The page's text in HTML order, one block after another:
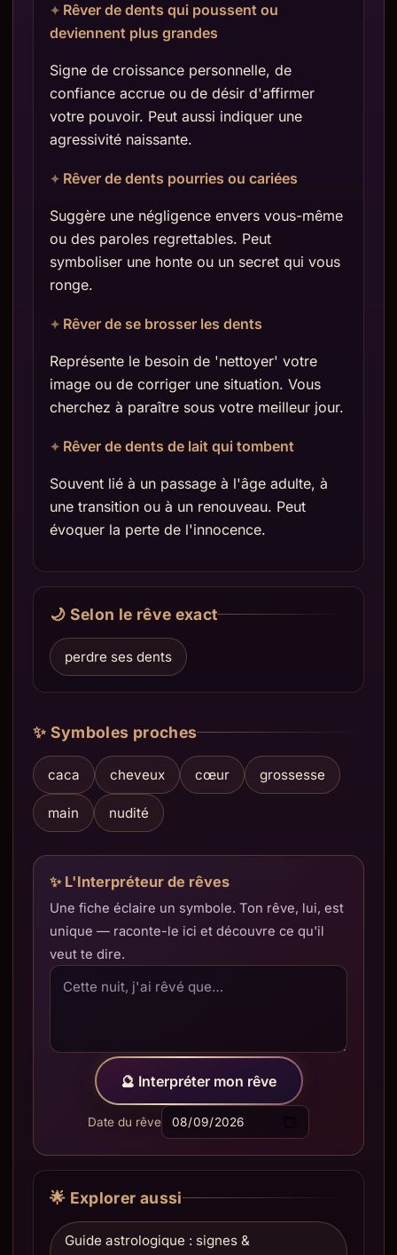
Rêver de dents qui poussent ou
deviennent plus grandes
Signe de croissance personnelle, de
confiance accrue ou de désir d'affirmer
votre pouvoir. Peut aussi indiquer une
agressivité naissante.
Rêver de dents pourries ou cariées
Suggère une négligence envers vous-même
ou des paroles regrettables. Peut
symboliser une honte ou un secret qui vous
ronge.
Rêver de se brosser les dents
Représente le besoin de 'nettoyer' votre
image ou de corriger une situation. Vous
cherchez à paraître sous votre meilleur jour.
Rêver de dents de lait qui tombent
Souvent lié à un passage à l'âge adulte, à
une transition ou à un renouveau. Peut
évoquer la perte de l'innocence.
🌙 Selon le rêve exact
perdre ses dents
✨ Symboles proches
caca cheveux cœur grossesse
main nudité
✨ L'Interpréteur de rêves
Une fiche éclaire un symbole. Ton rêve, lui, est
unique — raconte-le ici et découvre ce qu'il
veut te dire.
🔮 Interpréter mon rêve
Date du rêve
🌟 Explorer aussi
Guide astrologique : signes &